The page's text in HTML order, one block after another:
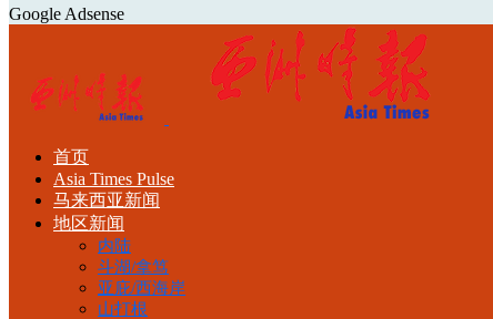
Google Adsense
首页
Asia Times Pulse
马来西亚新闻
地区新闻
内陆
斗湖/拿笃
亚庇/西海岸
山打根